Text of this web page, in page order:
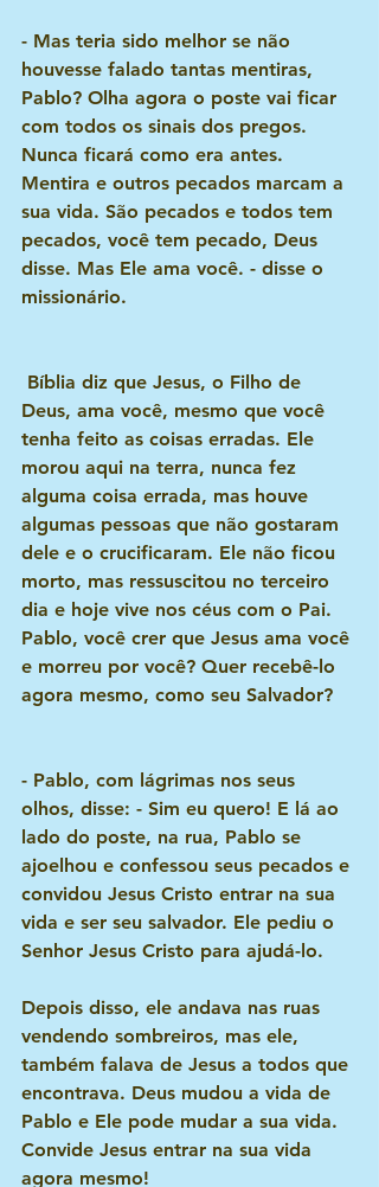
- Mas teria sido melhor se não
houvesse falado tantas mentiras,
Pablo? Olha agora o poste vai ficar
com todos os sinais dos pregos.
Nunca ficará como era antes.
Mentira e outros pecados marcam a
sua vida. São pecados e todos tem
pecados, você tem pecado, Deus
disse. Mas Ele ama você. - disse o
missionário.
Deus, ama você, mesmo que você
tenha feito as coisas erradas. Ele
morou aqui na terra, nunca fez
alguma coisa errada, mas houve
algumas pessoas que não gostaram
dele e o crucificaram. Ele não ficou
morto, mas ressuscitou no terceiro
dia e hoje vive nos céus com o Pai.
Pablo, você crer que Jesus ama você
e morreu por você? Quer recebê-lo
agora mesmo, como seu Salvador?
- Pablo, com lágrimas nos seus
olhos, disse: - Sim eu quero! E lá ao
lado do poste, na rua, Pablo se
ajoelhou e confessou seus pecados e
convidou Jesus Cristo entrar na sua
vida e ser seu salvador. Ele pediu o
Senhor Jesus Cristo para ajudá-lo.
Depois disso, ele andava nas ruas
vendendo sombreiros, mas ele,
também falava de Jesus a todos que
encontrava. Deus mudou a vida de
Pablo e Ele pode mudar a sua vida.
Convide Jesus entrar na sua vida
agora mesmo!